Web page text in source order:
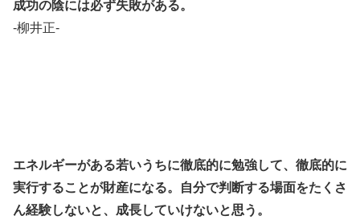
成功の陰には必ず失敗がある。
-柳井正-
エネルギーがある若いうちに徹底的に勉強して、徹底的に
実行することが財産になる。自分で判断する場面をたくさ
ん経験しないと、成長していけないと思う。